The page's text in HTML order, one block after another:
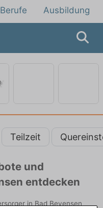
Berufe Ausbildung
Teilzeit
und
entdecken
in Bad Bevensen